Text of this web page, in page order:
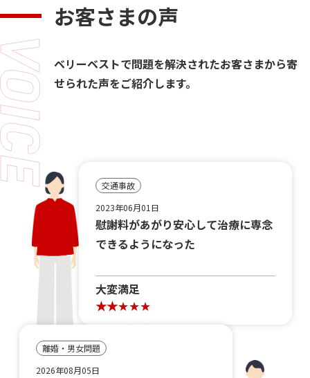
お客さまの声
ベリーベストで問題を解決されたお客さまから寄
せられた声をご紹介します。
交通事故
2023年06月01日
慰謝料があがり安心して治療に専念
できるようになった
大変満足
離婚・男女問題
2026年08月05日